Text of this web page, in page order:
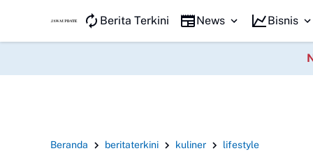
JAWA KILAT
Berita Terkini News Bisnis
Beranda beritaterkini kuliner lifestyle